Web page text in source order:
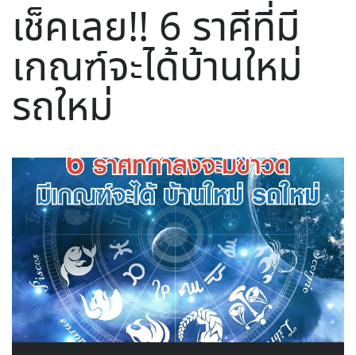
เช็คเลย!! 6 ราศีที่มี
เกณฑ์จะได้บ้านใหม่
รถใหม่